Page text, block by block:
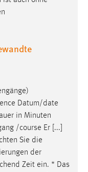
Datum/date
in Minuten
/course Er [...]
Sie die
der
Zeit ein. * Das